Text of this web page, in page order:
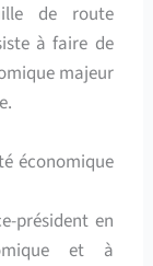
de route
à faire de
majeur
économique
président en
et à